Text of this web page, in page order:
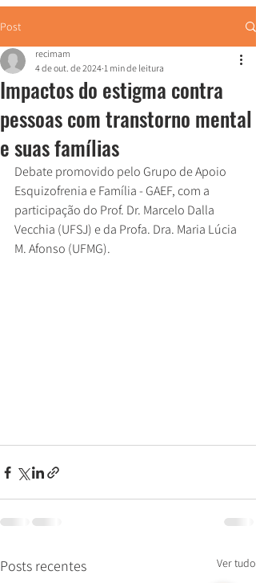
Post
Impactos do estigma contra
pessoas com transtorno mental
e suas famílias
recimam
4 de out. de 2024 1 min de leitura
Debate promovido pelo Grupo de Apoio
Esquizofrenia e Família - GAEF, com a
participação do Prof. Dr. Marcelo Dalla
Vecchia (UFSJ) e da Profa. Dra. Maria Lúcia
M. Afonso (UFMG).
Posts recentes Ver tudo